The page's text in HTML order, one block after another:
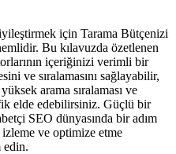
için Tarama Bütçenizi
Bu kılavuzda özetlenen
içeriğinizi verimli bir
ve sıralamasını sağlayabilir,
arama sıralaması ve
elde edebilirsiniz. Güçlü bir
SEO dünyasında bir adım
ve optimize etme
edin.